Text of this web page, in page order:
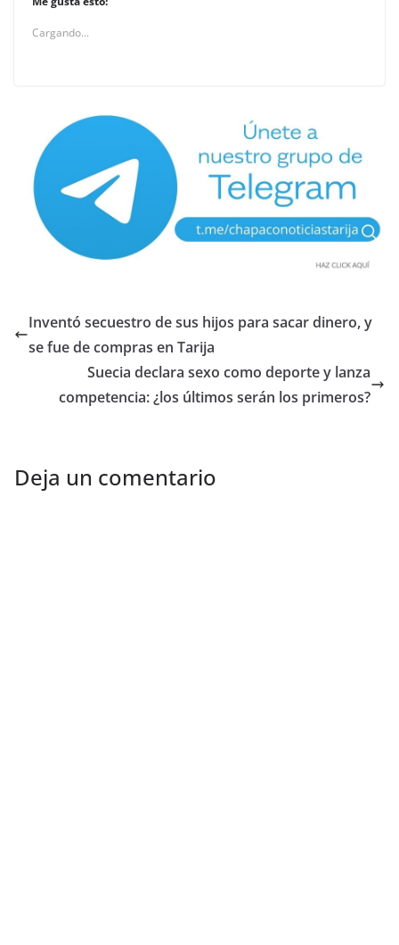
Cargando...
Inventó secuestro de sus hijos para sacar dinero, y
se fue de compras en Tarija
Suecia declara sexo como deporte y lanza
competencia: ¿los últimos serán los primeros?
Deja un comentario